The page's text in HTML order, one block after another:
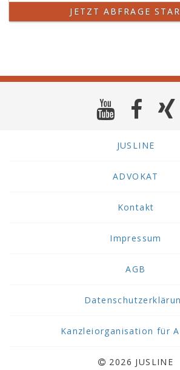
JETZT ABFRAGE
JUSLINE
ADVOKAT
Kontakt
Impressum
AGB
Kanzleiorganisation für
2026 JUSLINE